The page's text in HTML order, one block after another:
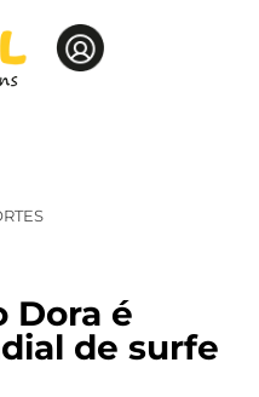
Dora é
de surfe